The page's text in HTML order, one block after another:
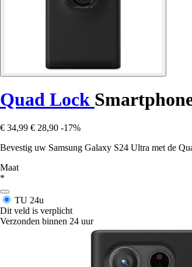
Quad Lock
€ 34,99 € 28,90 -17%
Bevestig uw Samsung Galaxy S24 Ultra met de
Maat
*
TU 24u
Dit veld is verplicht
Verzonden binnen 24 uur